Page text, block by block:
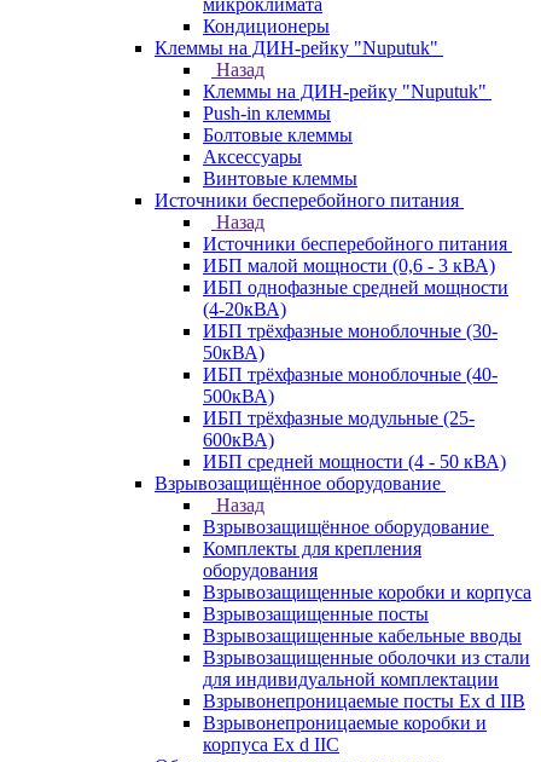
микроклимата
Кондиционеры
Клеммы на ДИН-рейку "Nuputuk"
Назад
Клеммы на ДИН-рейку "Nuputuk"
Push-in клеммы
Болтовые клеммы
Аксессуары
Винтовые клеммы
Источники бесперебойного питания
Назад
Источники бесперебойного питания
ИБП малой мощности (0,6 - 3 кВА)
ИБП однофазные средней мощности
(4-20кВА)
ИБП трёхфазные моноблочные (30-
50кВА)
ИБП трёхфазные моноблочные (40-
500кВА)
ИБП трёхфазные модульные (25-
600кВА)
ИБП средней мощности (4 - 50 кВА)
Взрывозащищённое оборудование
Назад
Взрывозащищённое оборудование
Комплекты для крепления
оборудования
Взрывозащищенные коробки и корпуса
Взрывозащищенные посты
Взрывозащищенные кабельные вводы
Взрывозащищенные оболочки из стали
для индивидуальной комплектации
Взрывонепроницаемые посты Ex d IIB
Взрывонепроницаемые коробки и
корпуса Ex d IIС